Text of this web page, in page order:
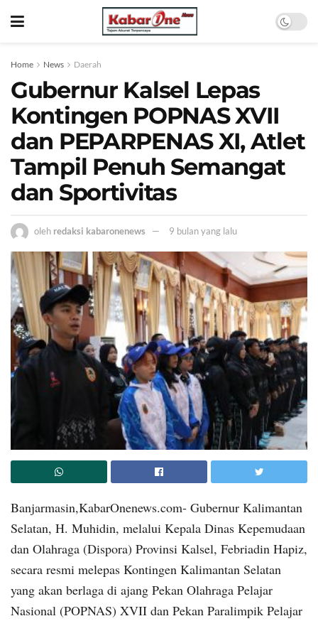
Home News Daerah
Gubernur Kalsel Lepas
Kontingen POPNAS XVII
dan PEPARPENAS XI, Atlet
Tampil Penuh Semangat
dan Sportivitas
oleh redaksi kabaronenews 9 bulan yang lalu
Banjarmasin,KabarOnenews.com- Gubernur Kalimantan
Selatan, H. Muhidin, melalui Kepala Dinas Kepemudaan
dan Olahraga (Dispora) Provinsi Kalsel, Febriadin Hapiz,
secara resmi melepas Kontingen Kalimantan Selatan
yang akan berlaga di ajang Pekan Olahraga Pelajar
Nasional (POPNAS) XVII dan Pekan Paralimpik Pelajar